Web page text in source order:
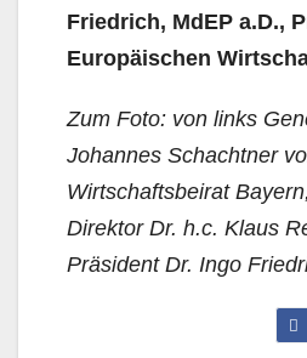
Friedrich, MdEP a.D.,
Europäischen
Zum Foto: von links
Johannes Schachtner
Wirtschaftsbeirat
Direktor Dr. h.c. Klaus
Präsident Dr. Ingo